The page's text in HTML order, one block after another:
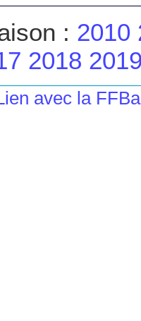
: 2010
2018
avec la